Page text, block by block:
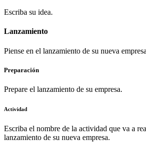
Escriba su idea.
Lanzamiento
Piense en el lanzamiento de su nueva
Preparación
Prepare el lanzamiento de su empresa.
Actividad
Escriba el nombre de la actividad que va a
lanzamiento de su nueva empresa.